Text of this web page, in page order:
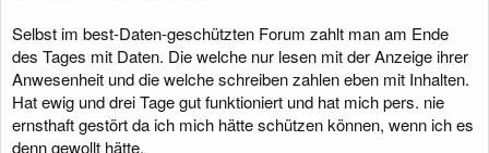
Selbst im best-Daten-geschützten Forum zahlt man am Ende
des Tages mit Daten. Die welche nur lesen mit der Anzeige ihrer
Anwesenheit und die welche schreiben zahlen eben mit Inhalten.
Hat ewig und drei Tage gut funktioniert und hat mich pers. nie
ernsthaft gestört da ich mich hätte schützen können, wenn ich es
denn gewollt hätte.